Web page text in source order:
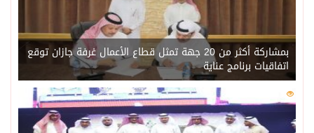
بمشاركة أكثر من 20 جهة تمثل قطاع الأعمال غرفة جازان توقع
اتفاقيات برنامج عناية
218